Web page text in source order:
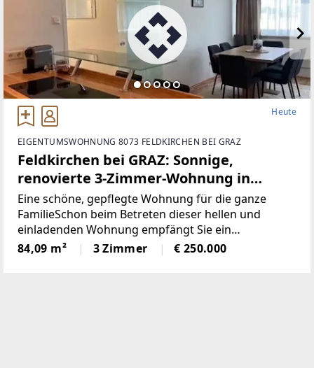
Heute
EIGENTUMSWOHNUNG 8073 FELDKIRCHEN BEI GRAZ
Feldkirchen bei GRAZ: Sonnige,
renovierte 3-Zimmer-Wohnung in
Ruhelage mit Erstbezugscharakter,
Loggia + Parkplatz
Eine schöne, gepflegte Wohnung für die ganze
FamilieSchon beim Betreten dieser hellen und
einladenden Wohnung empfängt Sie ein
großzügiges Vorzimmer, das in den offen
gestalteten Wohn- und Essbereich übergeht. Diese
84,09 m² 3 Zimmer € 250.000